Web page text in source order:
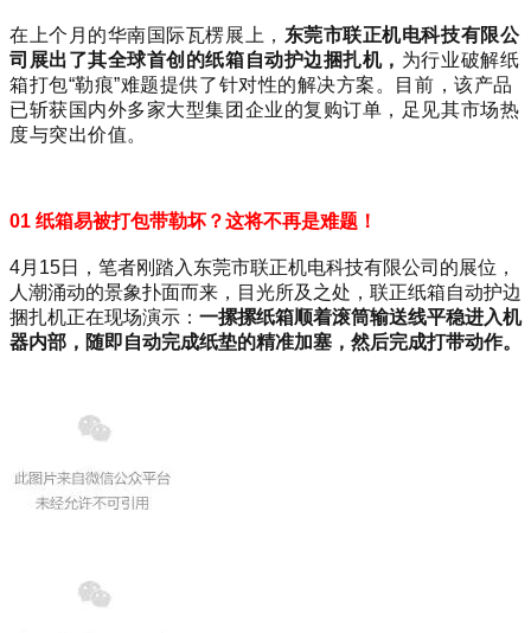
在上个月的华南国际瓦楞展 上， 东莞市联正机电科技有限公
司展出了其全球首创的纸箱自动护边捆扎机， 为行业破解纸
箱打包“勒痕”难题提供了针对性的解决方案。目前，该产品
已斩获国内外多家大型集团企业的复购订单，足见其市场热
度与突出价值。
01 纸箱易被打包带勒坏？这将不再是难题！
4月15日，笔者刚踏入东莞市联正机电科技有限公司的展位，
人潮涌动的景象扑面而来，目光所及之处，联正纸箱自动护边
捆扎机正在现场演示： 一摞摞纸箱顺着滚筒输送线平稳进入机
器内部，随即自动完成纸垫的精准加塞，然后完成打带动作。